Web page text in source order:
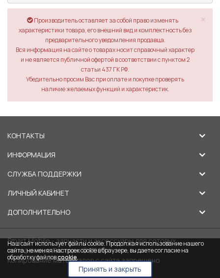
×
Производитель оставляет за собой право изменять
характеристики товара, его внешний вид и комплектность без
предварительного уведомления продавца.
Вся информация на сайте о товарах носит справочный характер
и не является публичной офертой в соответствии с пунктом 2
статьи 437 ГК РФ.
Убедительно просим Вас при оплате и покупке проверять
наличие желаемых функций и характеристик.
КОНТАКТЫ
ИНФОРМАЦИЯ
СЛУЖБА ПОДДЕРЖКИ
ЛИЧНЫЙ КАБИНЕТ
ДОПОЛНИТЕЛЬНО
Smart Mobile - запчасти и аксессуары для сотовых
телефонов в Липецке © 2026
Копирование материалов с сайта запрещено
Наш сайт использует файлы cookie. Продолжая использование нашего
сайта, не меняя настроек cookie в браузере, вы даете согласие на
обработку файловcookie.
Принять и закрыть